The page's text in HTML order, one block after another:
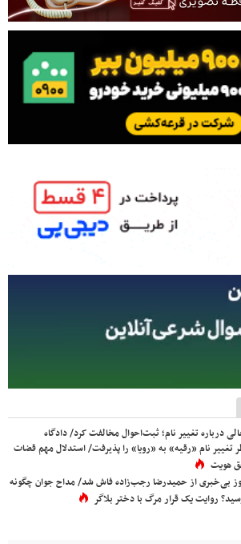
درباره تغییر نام؛ ثبت‌احوال مخالفت کرد/ دادگاه
تغییر نام «رقیه» به «رویا» را پذیرفت/ استدلال مهم قضات
هویت
۱۵ روز بی‌خبری از حمیدرضا رجب‌زاده فاش شد/ مداح جوان چگونه
روایت یک قرار مرگ با دختر بلاگر